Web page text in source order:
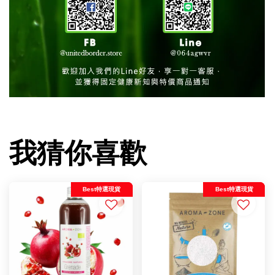
我猜你喜歡
Best特選現貨 Best特選現貨